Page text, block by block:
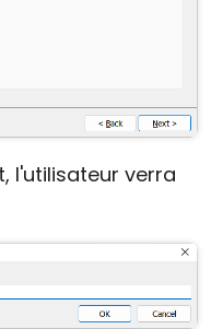
l'utilisateur verra